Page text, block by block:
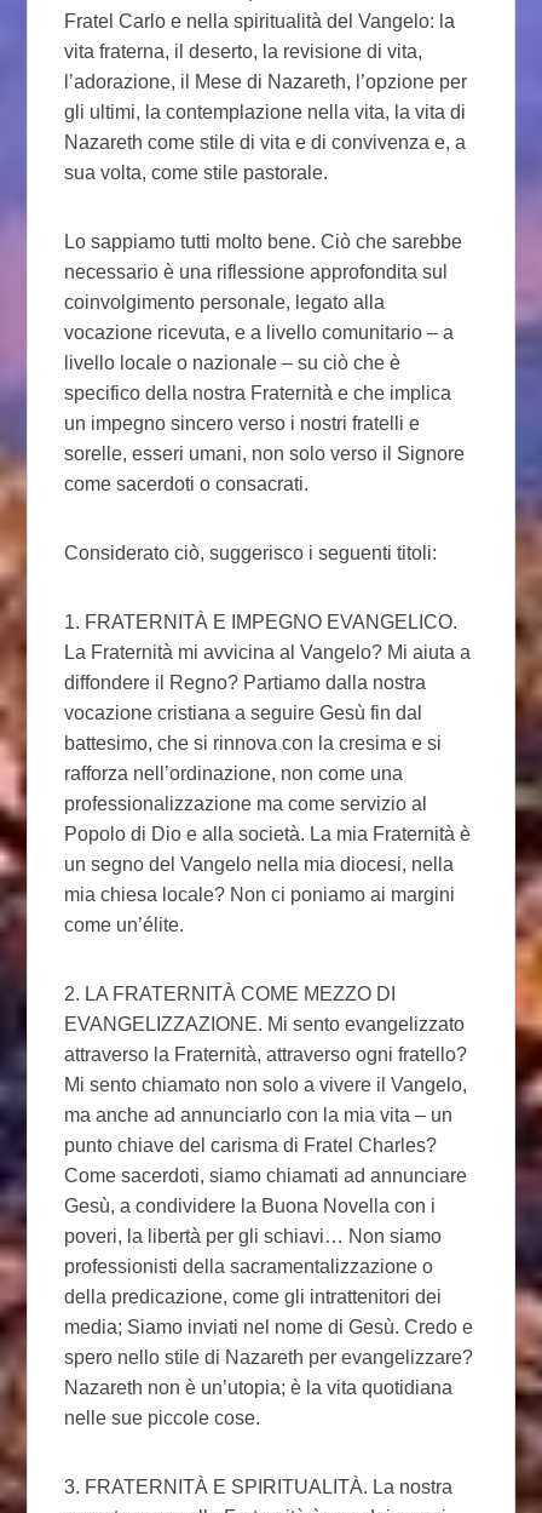
Fratel Carlo e nella spiritualità del Vangelo: la
vita fraterna, il deserto, la revisione di vita,
l’adorazione, il Mese di Nazareth, l’opzione per
gli ultimi, la contemplazione nella vita, la vita di
Nazareth come stile di vita e di convivenza e, a
sua volta, come stile pastorale.
Lo sappiamo tutti molto bene. Ciò che sarebbe
necessario è una riflessione approfondita sul
coinvolgimento personale, legato alla
vocazione ricevuta, e a livello comunitario – a
livello locale o nazionale – su ciò che è
specifico della nostra Fraternità e che implica
un impegno sincero verso i nostri fratelli e
sorelle, esseri umani, non solo verso il Signore
come sacerdoti o consacrati.
Considerato ciò, suggerisco i seguenti titoli:
1. FRATERNITÀ E IMPEGNO EVANGELICO.
La Fraternità mi avvicina al Vangelo? Mi aiuta a
diffondere il Regno? Partiamo dalla nostra
vocazione cristiana a seguire Gesù fin dal
battesimo, che si rinnova con la cresima e si
rafforza nell’ordinazione, non come una
professionalizzazione ma come servizio al
Popolo di Dio e alla società. La mia Fraternità è
un segno del Vangelo nella mia diocesi, nella
mia chiesa locale? Non ci poniamo ai margini
come un’élite.
2. LA FRATERNITÀ COME MEZZO DI
EVANGELIZZAZIONE. Mi sento evangelizzato
attraverso la Fraternità, attraverso ogni fratello?
Mi sento chiamato non solo a vivere il Vangelo,
ma anche ad annunciarlo con la mia vita – un
punto chiave del carisma di Fratel Charles?
Come sacerdoti, siamo chiamati ad annunciare
Gesù, a condividere la Buona Novella con i
poveri, la libertà per gli schiavi… Non siamo
professionisti della sacramentalizzazione o
della predicazione, come gli intrattenitori dei
media; Siamo inviati nel nome di Gesù. Credo e
spero nello stile di Nazareth per evangelizzare?
Nazareth non è un’utopia; è la vita quotidiana
nelle sue piccole cose.
3. FRATERNITÀ E SPIRITUALITÀ. La nostra